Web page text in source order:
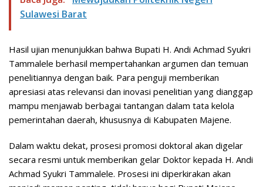
Sulawesi Barat
Hasil ujian menunjukkan bahwa Bupati H. Andi Achmad Syukri
Tammalele berhasil mempertahankan argumen dan temuan
penelitiannya dengan baik. Para penguji memberikan
apresiasi atas relevansi dan inovasi penelitian yang dianggap
mampu menjawab berbagai tantangan dalam tata kelola
pemerintahan daerah, khususnya di Kabupaten Majene.
Dalam waktu dekat, prosesi promosi doktoral akan digelar
secara resmi untuk memberikan gelar Doktor kepada H. Andi
Achmad Syukri Tammalele. Prosesi ini diperkirakan akan